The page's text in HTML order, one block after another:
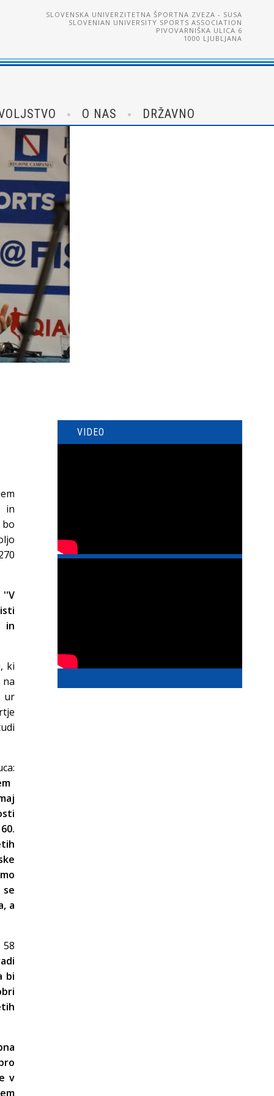
SLOVENSKA UNIVERZITETNA ŠPORTNA ZVEZA - SUSA
SLOVENIAN UNIVERSITY SPORTS ASSOCIATION
PIVOVARNIŠKA ULICA 6
1000 LJUBLJANA
O NAS DRŽAVNO
in
''V
in
ki
na
ur
a
bi
v
VIDEO